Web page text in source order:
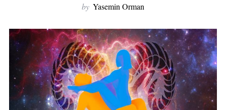
by Yasemin Orman